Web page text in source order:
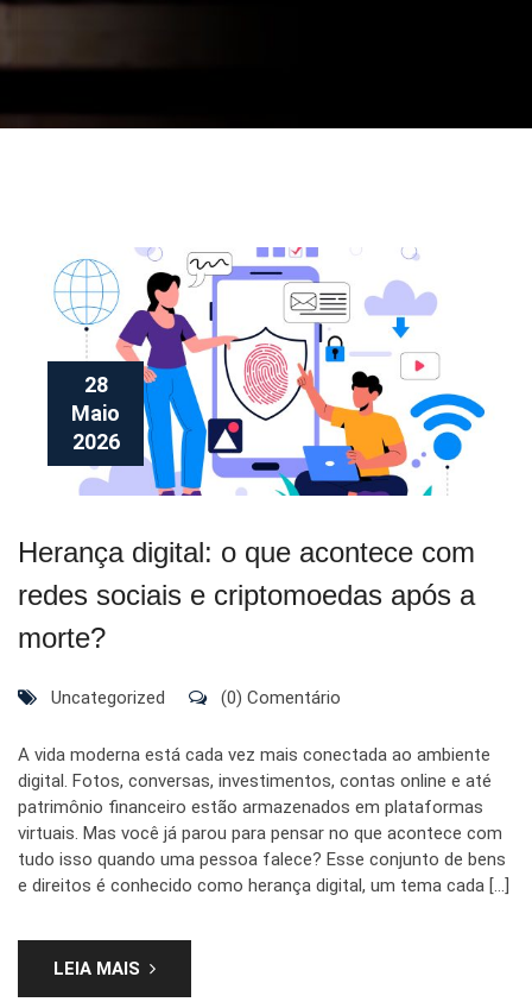
28
Maio
2026
Herança digital: o que acontece com
redes sociais e criptomoedas após a
morte?
Uncategorized (0) Comentário
A vida moderna está cada vez mais conectada ao ambiente
digital. Fotos, conversas, investimentos, contas online e até
patrimônio financeiro estão armazenados em plataformas
virtuais. Mas você já parou para pensar no que acontece com
tudo isso quando uma pessoa falece? Esse conjunto de bens
e direitos é conhecido como herança digital, um tema cada […]
LEIA MAIS